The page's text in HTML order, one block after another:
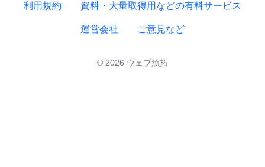
利用規約 資料・大量取得用などの有料サービス
運営会社 ご意見など
© 2026 ウェブ魚拓